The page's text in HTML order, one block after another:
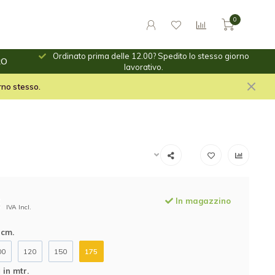
0
per il fuoco e stuf per
Ordinato prima delle 12.00? Spedito lo stesso giorno
lavorativo.
stesso.
IVA Incl.
In magazzino
120 150 175
in mtr.